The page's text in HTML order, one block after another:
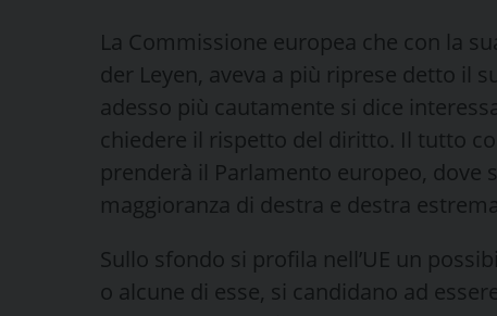
La Commissione europea che con la
der Leyen, aveva a più riprese detto il
adesso più cautamente si dice
chiedere il rispetto del diritto. Il tutto
prenderà il Parlamento europeo, dove
maggioranza di destra e destra
Sullo sfondo si profila nell’UE un
o alcune di esse, si candidano ad